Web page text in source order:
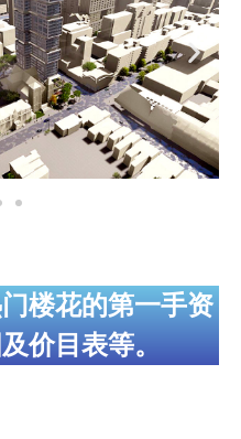
谈 楼花的第一手资
价目表等。